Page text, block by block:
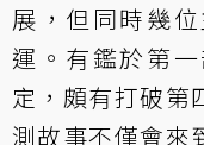
展，但同時幾
運。有鑑於第
定，頗有打破第
測故事不僅會來